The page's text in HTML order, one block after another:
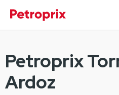
Petroprix
Ardoz